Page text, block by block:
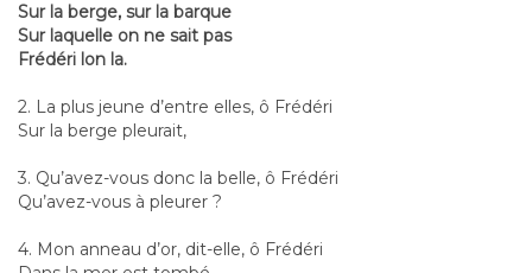
Sur la berge, sur la barque
Sur laquelle on ne sait pas
Frédéri lon la.
2. La plus jeune d’entre elles, ô Frédéri
Sur la berge pleurait,
3. Qu’avez-vous donc la belle, ô Frédéri
Qu’avez-vous à pleurer ?
4. Mon anneau d’or, dit-elle, ô Frédéri